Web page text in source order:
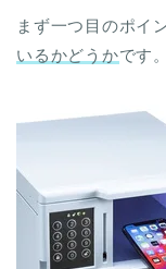
まず一つ目のポイ
いるかどうかです。